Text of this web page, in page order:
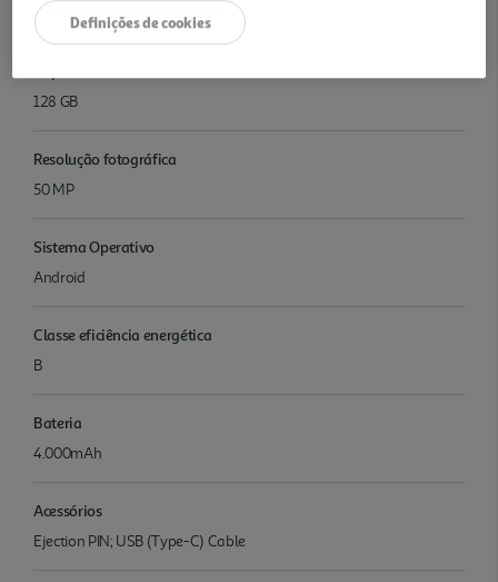
12
128 GB
Resolução fotográfica
50 MP
Sistema Operativo
Android
Classe eficiência energética
B
Bateria
4.000mAh
Acessórios
Ejection PIN; USB (Type-C) Cable
Definições de cookies